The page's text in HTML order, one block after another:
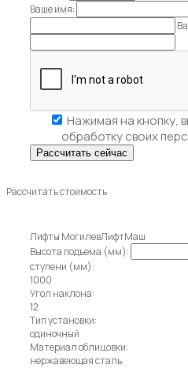
Ваше имя:
Нажимая на кнопку,
обработку своих
Рассчитать стоимость
Лифты МогилевЛифтМаш
Высота подъема (мм):
ступени (мм):
1000
Угол наклона:
12
Тип установки:
одиночный
Материал облицовки:
нержавеющая сталь